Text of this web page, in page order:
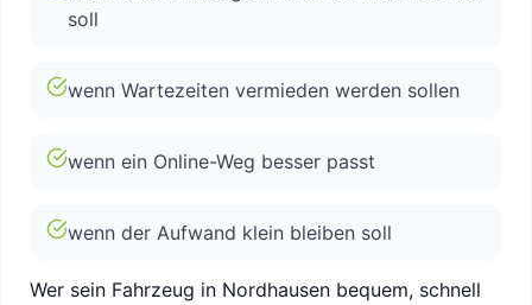
soll
wenn Wartezeiten vermieden werden sollen
wenn ein Online-Weg besser passt
wenn der Aufwand klein bleiben soll
Wer sein Fahrzeug in Nordhausen bequem, schnell